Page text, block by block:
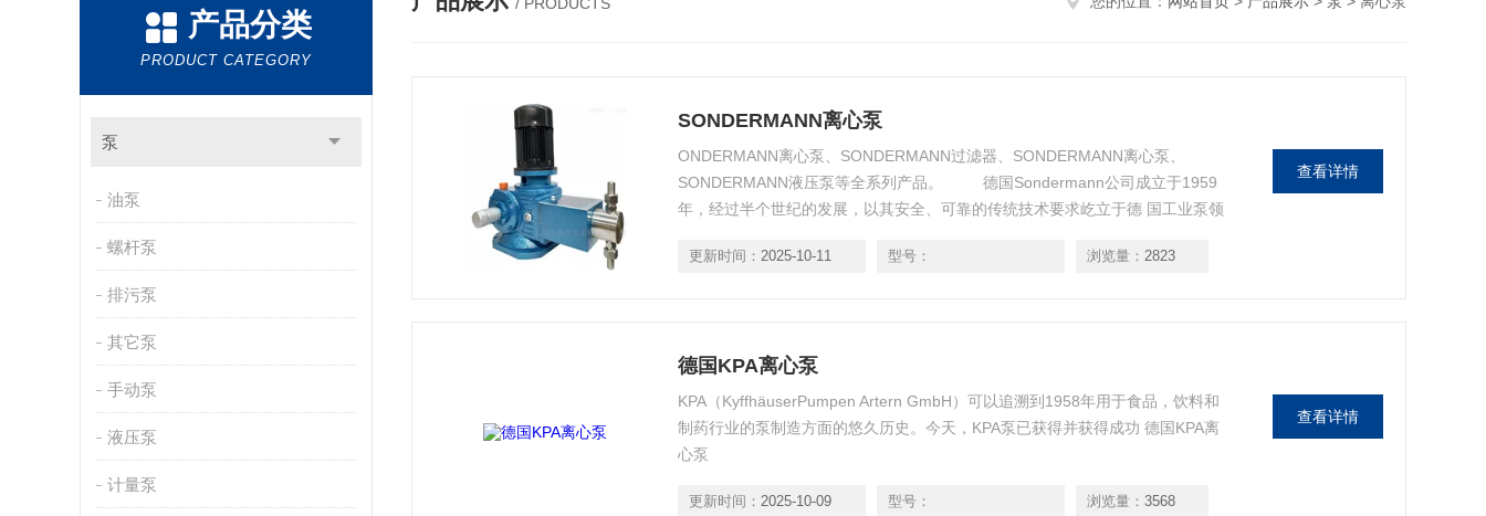
产品分类
PRODUCT CATEGORY
泵
油泵
螺杆泵
排污泵
其它泵
手动泵
液压泵
计量泵
SONDERMANN离心泵
ONDERMANN离心泵、SONDERMANN过滤器、SONDERMANN离心泵、
SONDERMANN液压泵等全系列产品。 德国Sondermann公司成立于1959
年，经过半个世纪的发展，以其安全、可靠的传统技术要求屹立于德 国工业泵领
发展至今，在此领域还没有遇到为用户不能解决的问题。Sonderman
更新时间： 2025-10-11 型号： 浏览量： 2823
查看详情
德国KPA离心泵
KPA（KyffhäuserPumpen Artern GmbH）可以追溯到1958年用于食品，饮料和
制药行业的泵制造方面的悠久历史。今天，KPA泵已获得并获得成功 德国KPA离
心泵
更新时间： 2025-10-09 型号： 浏览量： 3568
查看详情